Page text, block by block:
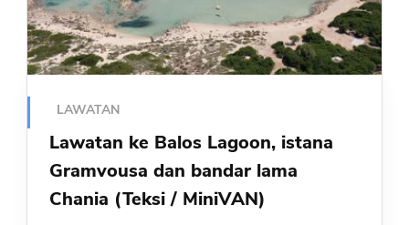
LAWATAN
Lawatan ke Balos Lagoon, istana
Gramvousa dan bandar lama
Chania (Teksi / MiniVAN)